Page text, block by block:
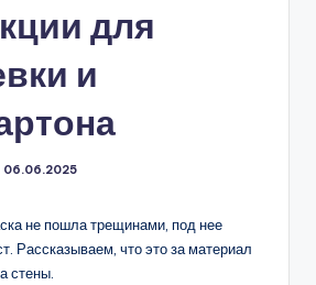
для
и
06.06.2025
не пошла трещинами, под нее
Рассказываем, что это за материал
стены.